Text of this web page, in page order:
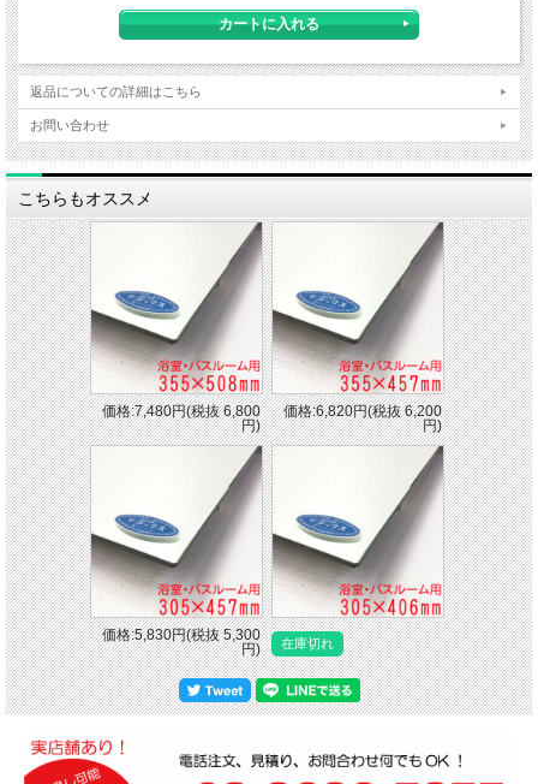
返品についての詳細はこちら
お問い合わせ
こちらもオススメ
価格:7,480円(税抜 6,800
円)
価格:6,820円(税抜 6,200
円)
価格:5,830円(税抜 5,300
円)
在庫切れ